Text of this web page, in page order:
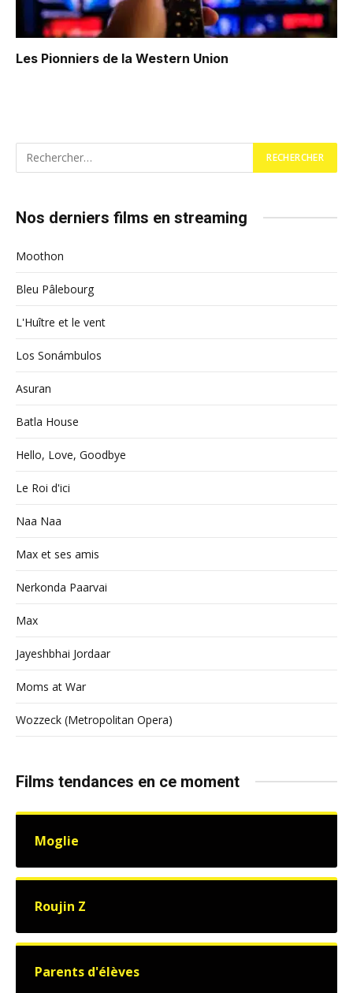
Les Pionniers de la Western Union
Nos derniers films en streaming
Moothon
Bleu Pâlebourg
L'Huître et le vent
Los Sonámbulos
Asuran
Batla House
Hello, Love, Goodbye
Le Roi d'ici
Naa Naa
Max et ses amis
Nerkonda Paarvai
Max
Jayeshbhai Jordaar
Moms at War
Wozzeck (Metropolitan Opera)
Films tendances en ce moment
Moglie
Roujin Z
Parents d'élèves